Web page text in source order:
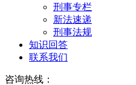
刑事专栏
新法速递
刑事法规
知识回答
联系我们
咨询热线：